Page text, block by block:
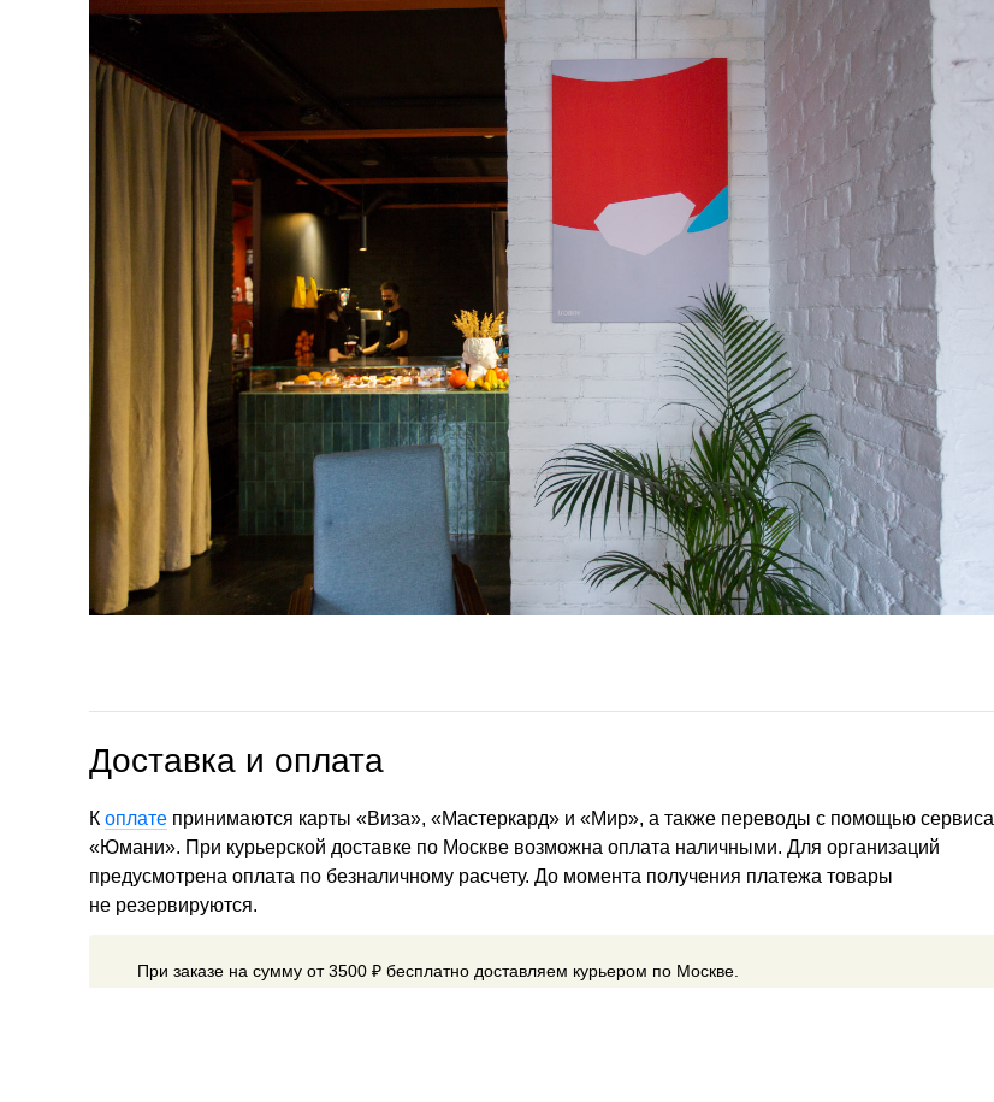
Доставка и оплата
К оплате принимаются карты «Виза», «Мастеркард» и «Мир», а также переводы с помощью сервиса
«Юмани». При курьерской доставке по Москве возможна оплата наличными. Для организаций
предусмотрена оплата по безналичному расчету. До момента получения платежа товары
не резервируются.
При заказе на сумму от 3500 ₽ бесплатно доставляем курьером по Москве.